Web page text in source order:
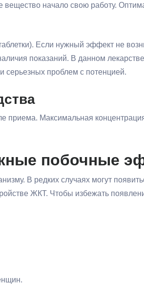
вещество начало свою работу.
Если нужный эффект не
показаний. В данном
серьезных проблем с потенцией.
приема. Максимальная
побочные
В редких случаях могут
ЖКТ. Чтобы избежать